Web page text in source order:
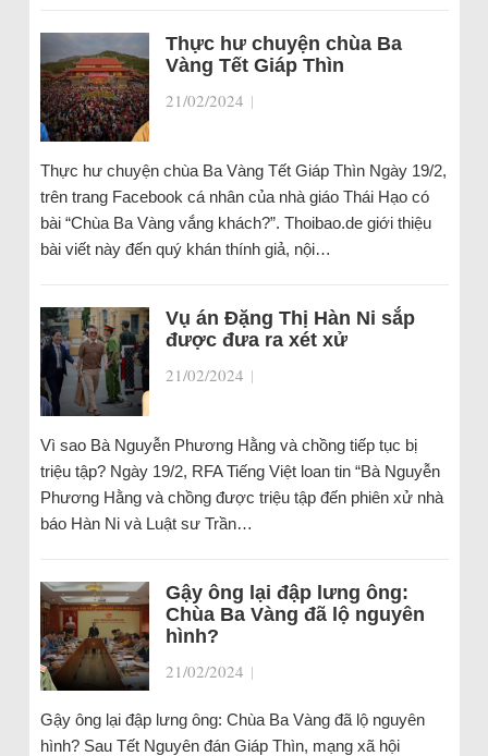
Thực hư chuyện chùa Ba
Vàng Tết Giáp Thìn
21/02/2024 |
Thực hư chuyện chùa Ba Vàng Tết Giáp Thìn Ngày 19/2,
trên trang Facebook cá nhân của nhà giáo Thái Hạo có
bài “Chùa Ba Vàng vắng khách?”. Thoibao.de giới thiệu
bài viết này đến quý khán thính giả, nội…
Vụ án Đặng Thị Hàn Ni sắp
được đưa ra xét xử
21/02/2024 |
Vì sao Bà Nguyễn Phương Hằng và chồng tiếp tục bị
triệu tập? Ngày 19/2, RFA Tiếng Việt loan tin “Bà Nguyễn
Phương Hằng và chồng được triệu tập đến phiên xử nhà
báo Hàn Ni và Luật sư Trần…
Gậy ông lại đập lưng ông:
Chùa Ba Vàng đã lộ nguyên
hình?
21/02/2024 |
Gậy ông lại đập lưng ông: Chùa Ba Vàng đã lộ nguyên
hình? Sau Tết Nguyên đán Giáp Thìn, mạng xã hội